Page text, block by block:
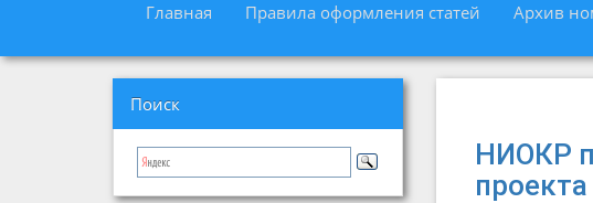
Главная Правила оформления статей Архив
Поиск
НИОКР
проекта